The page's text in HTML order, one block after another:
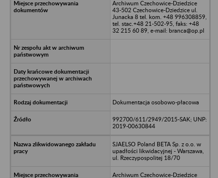
Archiwum Czechowice-Dziedzice
43-502 Czechowice-Dziedzice ul.
Junacka 8 tel. kom. +48 996308859,
tel. stac.+48 21-502-95, faks: +48
32 215 60 89, e-mail: branca@op.pl
Dokumentacja osobowo-płacowa
992700/611/2949/2015-SAK; UNP:
2019-00630844
SJAELSO Poland BETA Sp. z o.o. w
upadłości likwidacyjnej - Warszawa,
ul. Rzeczypospolitej 18/70
Archiwum Czechowice-Dziedzice